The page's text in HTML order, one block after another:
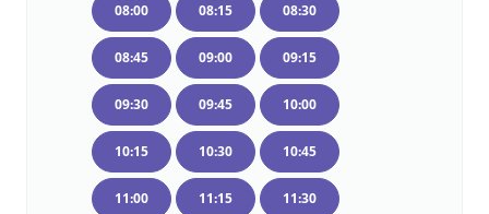
08:00 08:15 08:30
08:45 09:00 09:15
09:30 09:45 10:00
10:15 10:30 10:45
11:00 11:15 11:30